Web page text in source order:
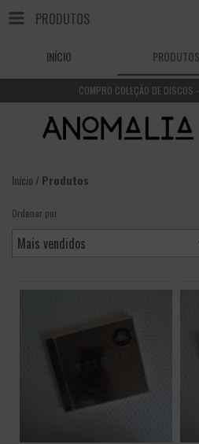
PRODUTOS
INÍCIO PRODUTOS
COMPRO COLEÇÃO DE
Início /Produtos
Ordenar por